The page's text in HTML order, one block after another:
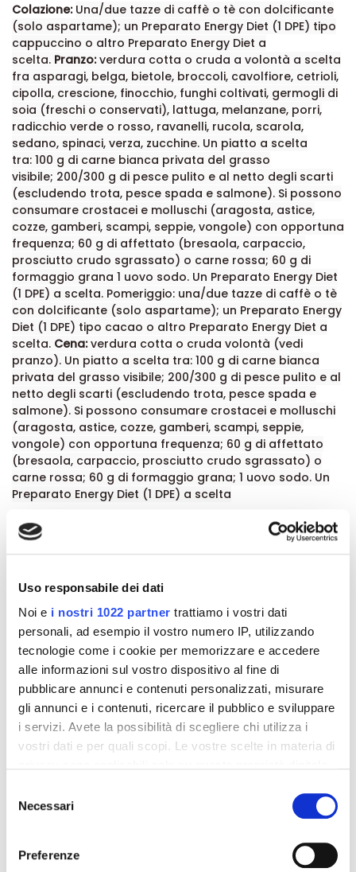
Uso responsabile dei dati
Noi e i nostri 1022 partner trattiamo i vostri dati
personali, ad esempio il vostro numero IP, utilizzando
tecnologie come i cookie per memorizzare e accedere
alle informazioni sul vostro dispositivo al fine di
pubblicare annunci e contenuti personalizzati, misurare
gli annunci e i contenuti, ricercare il pubblico e sviluppare
i servizi. Avete la possibilità di scegliere chi utilizza i
vostri dati e per quali scopi. Le vostre scelte in materia di
modificare o revocare il proprio consenso in qualsiasi
momento dalla Dichiarazione sui cookie o facendo clic
delNecessari
Preferenze
Colazione: Una/due tazze di caffè o tè con dolcificante
(solo aspartame); un Preparato Energy Diet (1 DPE) tipo
cappuccino o altro Preparato Energy Diet a
scelta. Pranzo:verdura cotta o cruda a volontà a scelta
fra asparagi, belga, bietole, broccoli, cavolfiore, cetrioli,
cipolla, crescione, finocchio, funghi coltivati, germogli di
soia (freschi o conservati), lattuga, melanzane, porri,
radicchio verde o rosso, ravanelli, rucola, scarola,
sedano, spinaci, verza, zucchine. Un piatto a scelta
tra: 100 g di carne bianca privata del grasso
visibile; 200/300 g di pesce pulito e al netto degli scarti
(escludendo trota, pesce spada e salmone). Si possono
consumare crostacei e molluschi (aragosta, astice,
cozze, gamberi, scampi, seppie, vongole) con opportuna
frequenza; 60 g di affettato (bresaola, carpaccio,
prosciutto crudo sgrassato) o carne rossa; 60 g di
formaggio grana 1 uovo sodo. Un Preparato Energy Diet
(1 DPE) a scelta. Pomeriggio: una/due tazze di caffè o tè
con dolcificante (solo aspartame); un Preparato Energy
Diet (1 DPE) tipo cacao o altro Preparato Energy Diet a
scelta. Cena:verdura cotta o cruda volontà (vedi
pranzo). Un piatto a scelta tra: 100 g di carne bianca
privata del grasso visibile; 200/300 g di pesce pulito e al
netto degli scarti (escludendo trota, pesce spada e
salmone). Si possono consumare crostacei e molluschi
(aragosta, astice, cozze, gamberi, scampi, seppie,
vongole) con opportuna frequenza; 60 g di affettato
(bresaola, carpaccio, prosciutto crudo sgrassato) o
carne rossa; 60 g di formaggio grana; 1 uovo sodo. Un
Preparato Energy Diet (1 DPE) a scelta
Formato:
- 3 confezioni da 4 buste di Mességué Energy Diet Cacao
- 2 confezioni da 4 buste di Mességué Energy Diet
- 1 confezione da 4 buste di Mességué Energy Diet Zuppa
di verdure
- 1 confezione da 4 buste di Mességué Energy Diet
Mousse al cioccolato
- 1 Decotto Mességué 13 Tono e Ricarica
- 1 Decotto Mességué 2 Depurativo
- 1 shaker per preparare in un attimo le tue bevande
- Consigli Nutrizionali Energy Diet
About Centro Mességué
Recensioni